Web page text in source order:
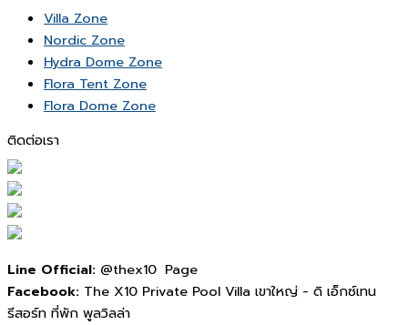
Villa Zone
Nordic Zone
Hydra Dome Zone
Flora Tent Zone
Flora Dome Zone
ติดต่อเรา
Line Official: @thex10 Page
Facebook: The X10 Private Pool Villa เขาใหญ่ - ดิ เอ็กซ์เทน
รีสอร์ท ที่พัก พูลวิลล่า